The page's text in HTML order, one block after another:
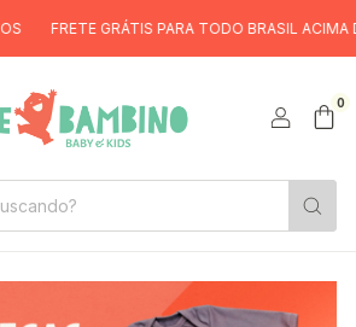
FRETE GRÁTIS PARA TODO BRASIL ACIMA DE
0